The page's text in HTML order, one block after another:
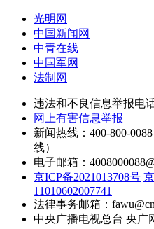
光明网
中国新闻网
中青在线
中国军网
法制网
违法和不良信息举报电
网上有害信息举报
新闻热线：400-800-
线）
电子邮箱：
京ICP备2021013708号
11010602007741
法律事务邮箱：
中央广播电视总台 央广